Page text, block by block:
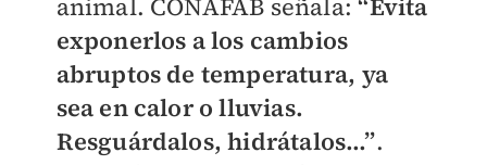
exponerlos a los cambios
abruptos de temperatura, ya
sea en calor o lluvias.
Resguárdalos, hidrátalos…”.